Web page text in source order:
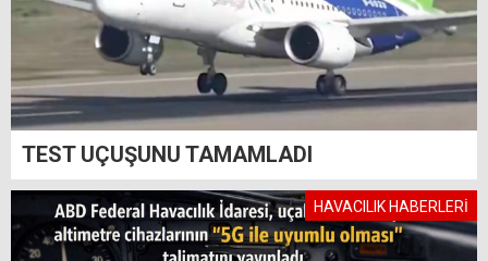
TEST UÇUŞUNU TAMAMLADI
HAVACILIK HABERLERİ